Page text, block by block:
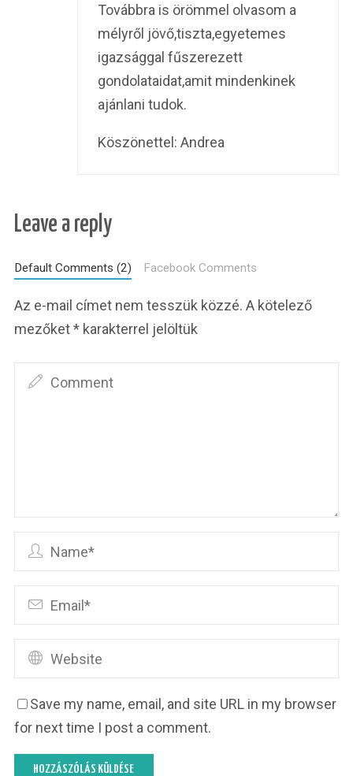
Továbbra is örömmel olvasom a
mélyről jövő,tiszta,egyetemes
igazsággal fűszerezett
gondolataidat,amit mindenkinek
ajánlani tudok.
Köszönettel: Andrea
Leave a reply
Default Comments (2) Facebook Comments
Az e-mail címet nem tesszük közzé. A kötelező
mezőket* karakterrel jelöltük
Save my name, email, and site URL in my browser
for next time I post a comment.